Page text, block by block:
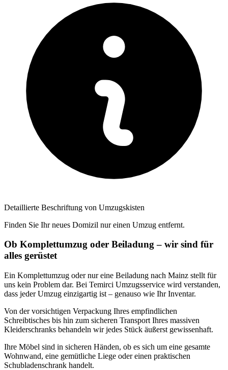
Detaillierte Beschriftung von Umzugskisten
Finden Sie Ihr neues Domizil nur einen Umzug entfernt.
Ob Komplettumzug oder Beiladung – wir sind für
alles gerüstet
Ein Komplettumzug oder nur eine Beiladung nach Mainz stellt für
uns kein Problem dar. Bei Temirci Umzugsservice wird verstanden,
dass jeder Umzug einzigartig ist – genauso wie Ihr Inventar.
Von der vorsichtigen Verpackung Ihres empfindlichen
Schreibtisches bis hin zum sicheren Transport Ihres massiven
Kleiderschranks behandeln wir jedes Stück äußerst gewissenhaft.
Ihre Möbel sind in sicheren Händen, ob es sich um eine gesamte
Wohnwand, eine gemütliche Liege oder einen praktischen
Schubladenschrank handelt.